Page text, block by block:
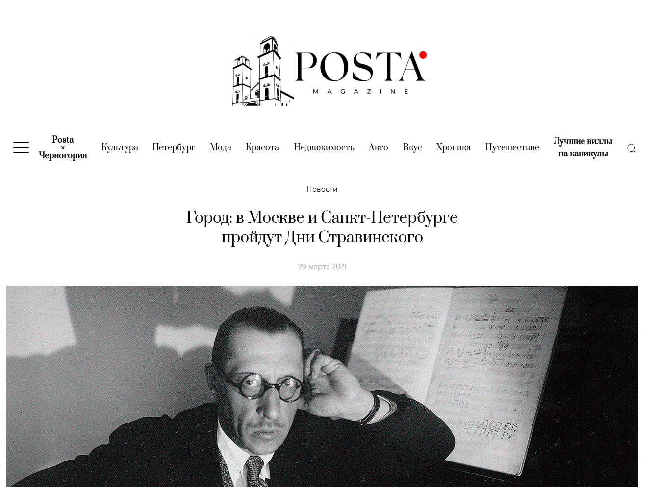
Posta
×
Черногория(current)
Культура(current)
Петербург (current)
Мода(current)
Красота (current)
Недвижимость(current)
Авто (current)
Вкус (current)
Хроника (current)
Путешествие(current)
Лучшие виллы
на каникулы(current)
Новости
Город: в Москве и Санкт-Петербурге
пройдут Дни Стравинского
29 марта 2021